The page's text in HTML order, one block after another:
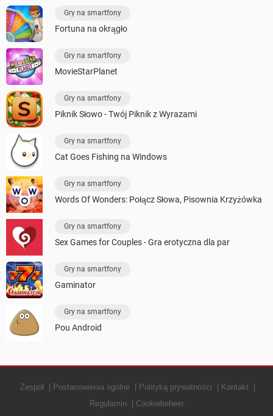
Gry na smartfony
Fortuna na okrągło
Gry na smartfony
MovieStarPlanet
Gry na smartfony
Piknik Słowo - Twój Piknik z Wyrazami
Gry na smartfony
Cat Goes Fishing na Windows
Gry na smartfony
Words Of Wonders: Połącz Słowa, Pisownia Krzyżówka
Gry na smartfony
Sex Games for Couples - Gra erotyczna dla par
Gry na smartfony
Gaminator
Gry na smartfony
Pou Android
Zespół Postanowienia ogólne Polityką prywatności
Kontakt
Regulamin
Cookiebeheer